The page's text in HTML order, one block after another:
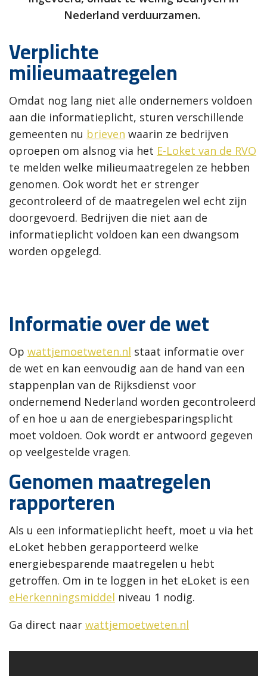
Nederland verduurzamen.
Verplichte
milieumaatregelen
Omdat nog lang niet alle ondernemers voldoen
aan die informatieplicht, sturen verschillende
gemeenten nu brieven waarin ze bedrijven
oproepen om alsnog via het E-Loket van de RVO
te melden welke milieumaatregelen ze hebben
genomen. Ook wordt het er strenger
gecontroleerd of de maatregelen wel echt zijn
doorgevoerd. Bedrijven die niet aan de
informatieplicht voldoen kan een dwangsom
worden opgelegd.
Informatie over de wet
Op wattjemoetweten.nl staat informatie over
de wet en kan eenvoudig aan de hand van een
stappenplan van de Rijksdienst voor
ondernemend Nederland worden gecontroleerd
of en hoe u aan de energiebesparingsplicht
moet voldoen. Ook wordt er antwoord gegeven
op veelgestelde vragen.
Genomen maatregelen
rapporteren
Als u een informatieplicht heeft, moet u via het
eLoket hebben gerapporteerd welke
energiebesparende maatregelen u hebt
getroffen. Om in te loggen in het eLoket is een
eHerkenningsmiddel niveau 1 nodig.
Ga direct naar wattjemoetweten.nl